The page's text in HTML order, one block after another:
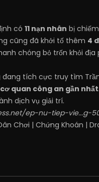
có 11 nạn nhân bị
cũng đã khởi tố thêm 4
chóng bỏ trốn khỏi
đang tích cực truy tìm
quan công an gần nhất
dịch vụ giải trí.
ep-nu-tiep-vie...g-
Chơi | Chứng Khoán |